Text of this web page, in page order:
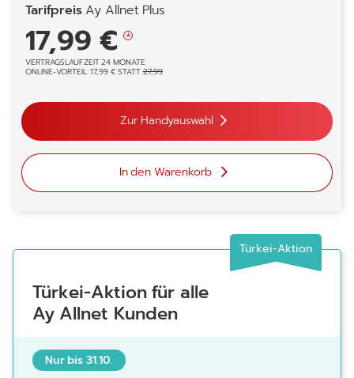
Tarifpreis Ay Allnet Plus
17,99 €
VERTRAGSLAUFZEIT 24 MONATE
ONLINE-VORTEIL: 17,99 € STATT27,99
Zur Handyauswahl
In den Warenkorb
Türkei-Aktion
Türkei-Aktion für alle
Ay Allnet Kunden
Nur bis 31.10.